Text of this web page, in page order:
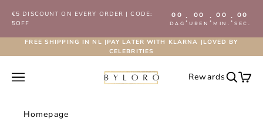
€5 DISCOUNT ON EVERY ORDER | CODE:
5OFF
00
DAG : 00
UREN : 00
MIN. : 00
SEC.
FREE SHIPPING IN NL |PAY LATER WITH KLARNA |LOVED BY
CELEBRITIES
Byloro.com
Navigatiemenu openen RewardsZoeken
Homepage